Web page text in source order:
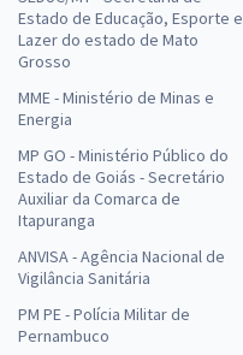
Estado de Educação, Esporte e
Lazer do estado de Mato
Grosso
MME - Ministério de Minas e
Energia
MP GO - Ministério Público do
Estado de Goiás - Secretário
Auxiliar da Comarca de
Itapuranga
ANVISA - Agência Nacional de
Vigilância Sanitária
PM PE - Polícia Militar de
Pernambuco